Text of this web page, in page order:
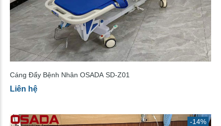
Cáng Đẩy Bệnh Nhân OSADA SD-Z01
Liên hệ
-14%